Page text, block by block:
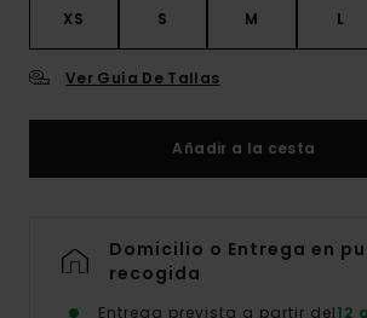
XS S M L
Ver Guía De Tallas
Añadir a la cesta
Domicilio o Entrega en
recogida
Entrega prevista a partir del12